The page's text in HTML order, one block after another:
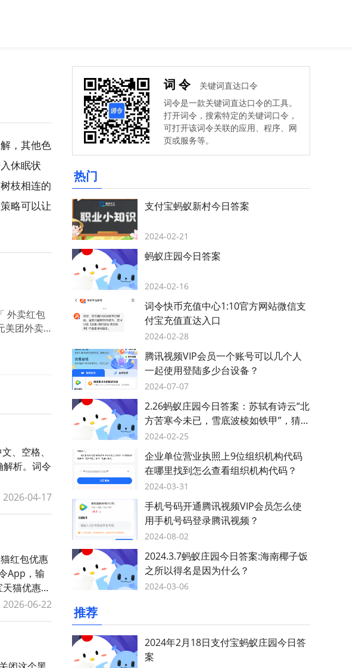
，其他色
休眠状
枝相连的
略可以让
外卖红包
美团外卖
、空格、
析。词令
2026-04-17
红包优惠
App，输
天猫优惠
2026-06-22
词令
关键词直达口令
词令是一款关键词直达口令的工具。
打开词令，搜索特定的关键词口令，
可打开该词令关联的应用、程序、网
页或服务等。
热门
支付宝蚂蚁新村今日答案
2024-02-21
蚂蚁庄园今日答案
2024-02-16
词令快币充值中心1:10官方网站微信支
付宝充值直达入口
2024-02-28
腾讯视频VIP会员一个账号可以几个人
一起使用登陆多少台设备？
2024-07-07
2.26蚂蚁庄园今日答案：苏轼有诗云“北
方苦寒今未已，雪底波棱如铁甲”，猜猜
是哪种蔬菜？
2024-02-25
企业单位营业执照上9位组织机构代码
在哪里找到怎么查看组织机构代码？
2024-03-31
手机号码开通腾讯视频VIP会员怎么使
用手机号码登录腾讯视频？
2024-08-02
2024.3.7蚂蚁庄园今日答案:海南椰子饭
之所以得名是因为什么？
2024-03-06
推荐
2024年2月18日支付宝蚂蚁庄园今日答
案